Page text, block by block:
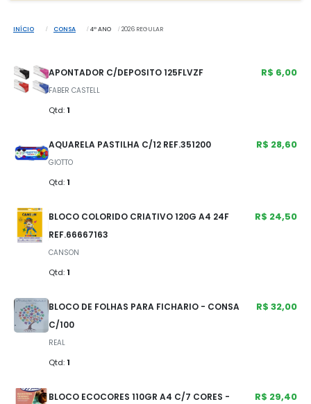
INÍCIO CONSA 4º ANO 2026 REGULAR
APONTADOR C/DEPOSITO 125FLVZF
FABER CASTELL
Qtd: 1
R$ 6,00
AQUARELA PASTILHA C/12 REF.351200
GIOTTO
Qtd: 1
R$ 28,60
BLOCO COLORIDO CRIATIVO 120G A4 24F
REF.66667163
CANSON
Qtd: 1
R$ 24,50
BLOCO DE FOLHAS PARA FICHARIO - CONSA
C/100
REAL
Qtd: 1
R$ 32,00
BLOCO ECOCORES 110GR A4 C/7 CORES -
R$ 29,40